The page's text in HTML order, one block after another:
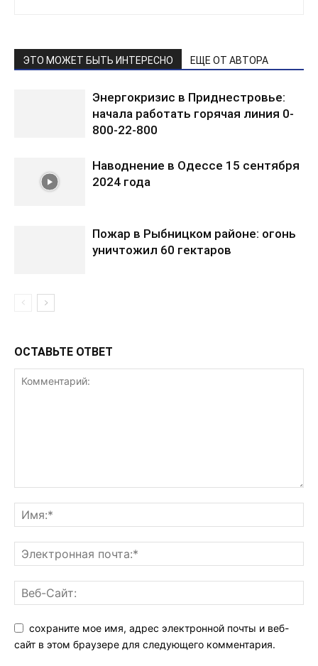
ЭТО МОЖЕТ БЫТЬ ИНТЕРЕСНО ЕЩЕ ОТ АВТОРА
Энергокризис в Приднестровье:
начала работать горячая линия 0-
800-22-800
Наводнение в Одессе 15 сентября
2024 года
Пожар в Рыбницком районе: огонь
уничтожил 60 гектаров
ОСТАВЬТЕ ОТВЕТ
сохраните мое имя, адрес электронной почты и веб-
сайт в этом браузере для следующего комментария.